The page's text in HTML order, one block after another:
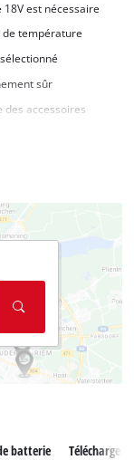
est nécessaire
de température
sûr
des accessoires
batterie